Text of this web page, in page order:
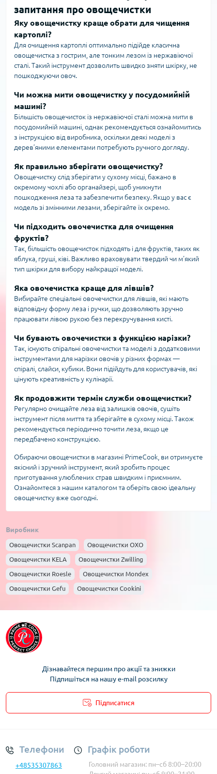
запитання про овощечистки
Яку овощечистку краще обрати для чищення
картоплі?
Для очищення картоплі оптимально підійде класична
овощечистка з гострим, але тонким лезом із нержавіючої
сталі. Такий інструмент дозволить швидко зняти шкірку, не
пошкоджуючи овоч.
Чи можна мити овощечистку у посудомийній
машині?
Більшість овощечисток із нержавіючої сталі можна мити в
посудомийній машині, однак рекомендується ознайомитись
з інструкцією від виробника, оскільки деякі моделі з
дерев’яними елементами потребують ручного догляду.
Як правильно зберігати овощечистку?
Овощечистку слід зберігати у сухому місці, бажано в
окремому чохлі або органайзері, щоб уникнути
пошкодження леза та забезпечити безпеку. Якщо у вас є
модель зі змінними лезами, зберігайте їх окремо.
Чи підходить овочечистка для очищення
фруктів?
Так, більшість овощечисток підходять і для фруктів, таких як
яблука, груші, ківі. Важливо враховувати твердий чи м’який
тип шкірки для вибору найкращої моделі.
Яка овочечистка краще для лівшів?
Вибирайте спеціальні овочечистки для лівшів, які мають
відповідну форму леза і ручки, що дозволяють зручно
працювати лівою рукою без перекручування кисті.
Чи бувають овочечистки з функцією нарізки?
Так, існують спіральні овочечистки та моделі з додатковими
інструментами для нарізки овочів у різних формах —
спіралі, слайси, кубики. Вони підійдуть для користувачів, які
цінують креативність у кулінарії.
Як продовжити термін служби овощечистки?
Регулярно очищайте леза від залишків овочів, сушіть
інструмент після миття та зберігайте в сухому місці. Також
рекомендується періодично точити леза, якщо це
передбачено конструкцією.
Обираючи овощечистки в магазині PrimeCook, ви отримуєте
якісний і зручний інструмент, який зробить процес
приготування улюблених страв швидким і приємним.
Ознайомтеся з нашим каталогом та оберіть свою ідеальну
овощечистку вже сьогодні.
Виробник
Овощечистки Scanpan Овощечистки OXO
Овощечистки KELA Овощечистки Zwilling
Овощечистки Roesle Овощечистки Mondex
Овощечистки Gefu Овощечистки Cookini
Дізнавайтеся першим про акції та знижки
Підпишіться на нашу e-mail розсилку
Підписатися
Телефони
+48535307863
Графік роботи
Головний магазин: пн–сб 8:00–20:00